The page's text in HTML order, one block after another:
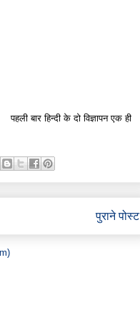
पहली बार हिन्दी के दो विज्ञापन एक ही
पुराने पोस्ट